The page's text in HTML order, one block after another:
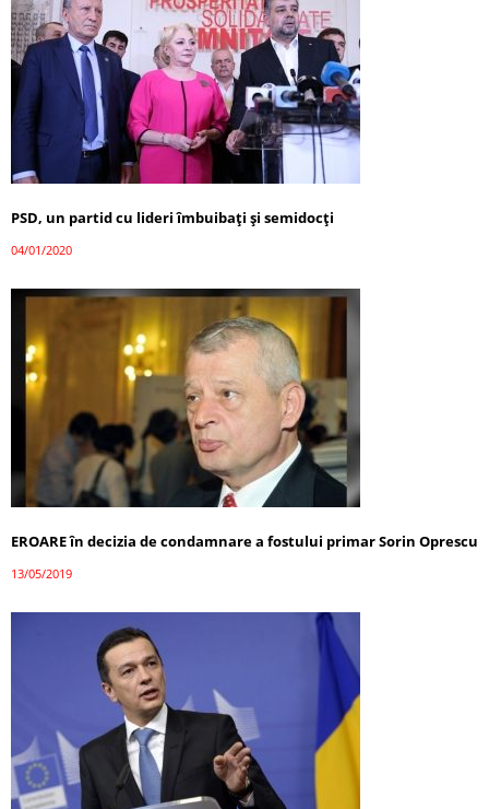
PSD, un partid cu lideri îmbuibați și semidocți
04/01/2020
EROARE în decizia de condamnare a fostului primar Sorin Oprescu
13/05/2019